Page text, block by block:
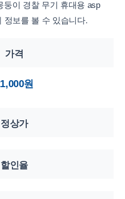
둥이 경찰 무기 휴대용 asp
정보를 볼 수 있습니다.
가격
원
정상가
할인율